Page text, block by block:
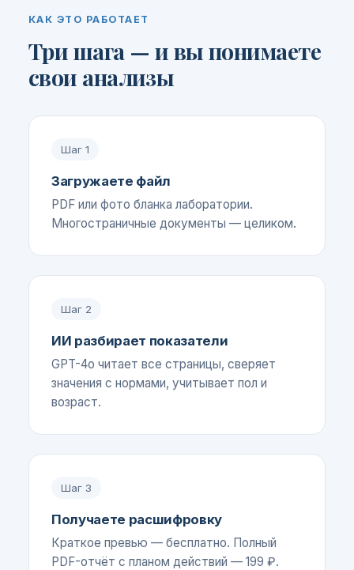
КАК ЭТО РАБОТАЕТ
Три шага — и вы понимаете
свои анализы
Шаг 1
Загружаете файл
PDF или фото бланка лаборатории.
Многостраничные документы — целиком.
Шаг 2
ИИ разбирает показатели
GPT-4o читает все страницы, сверяет
значения с нормами, учитывает пол и
возраст.
Шаг 3
Получаете расшифровку
Краткое превью — бесплатно. Полный
PDF-отчёт с планом действий — 199 ₽.